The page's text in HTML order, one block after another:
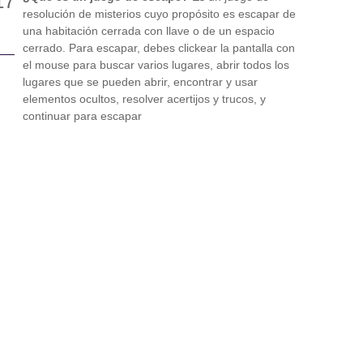
resolución de misterios cuyo propósito es escapar de
una habitación cerrada con llave o de un espacio
cerrado. Para escapar, debes clickear la pantalla con
el mouse para buscar varios lugares, abrir todos los
lugares que se pueden abrir, encontrar y usar
elementos ocultos, resolver acertijos y trucos, y
continuar para escapar